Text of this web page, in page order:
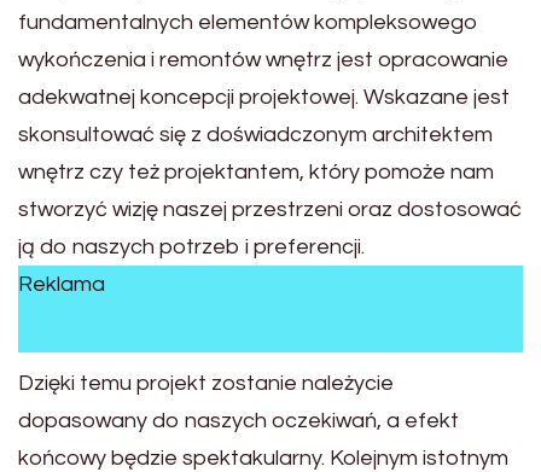
fundamentalnych elementów kompleksowego
wykończenia i remontów wnętrz jest opracowanie
adekwatnej koncepcji projektowej. Wskazane jest
skonsultować się z doświadczonym architektem
wnętrz czy też projektantem, który pomoże nam
stworzyć wizję naszej przestrzeni oraz dostosować
ją do naszych potrzeb i preferencji.
Reklama
Dzięki temu projekt zostanie należycie
dopasowany do naszych oczekiwań, a efekt
końcowy będzie spektakularny. Kolejnym istotnym